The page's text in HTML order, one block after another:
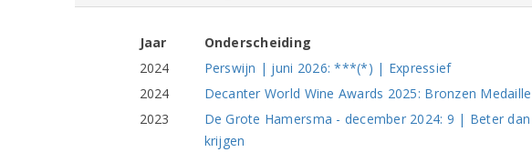
Jaar
Onderscheiding
2024
Perswijn | juni 2026: ***(*) | Expressief
2024
Decanter World Wine Awards 2025: Bronzen
2023
De Grote Hamersma - december 2024: 9 | Beter
krijgen